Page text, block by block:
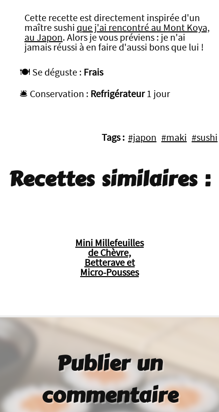
Cette recette est directement inspirée d'un
maître sushi que j'ai rencontré au Mont Koya,
au Japon. Alors je vous préviens : je n'ai
jamais réussi à en faire d'aussi bons que lui !
🍽️ Se déguste : Frais
🛎️ Conservation : Refrigérateur1 jour
Tags : #japon #maki #sushi
Recettes similaires :
Mini Millefeuilles
de Chèvre,
Betterave et
Micro-Pousses
Publier un
commentaire